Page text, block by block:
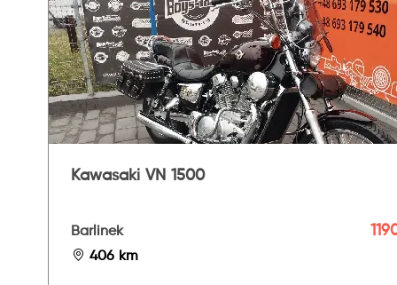
Kawasaki VN 1500
Barlinek
406 km